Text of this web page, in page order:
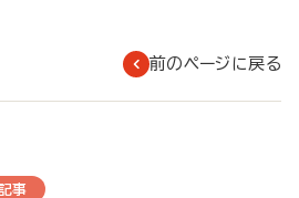
前のページに戻る
事